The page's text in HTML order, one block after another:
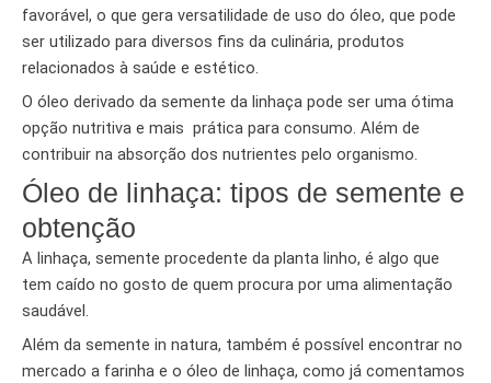
favorável, o que gera versatilidade de uso do óleo, que pode
ser utilizado para diversos fins da culinária, produtos
relacionados à saúde e estético.
O óleo derivado da semente da linhaça pode ser uma ótima
opção nutritiva e mais prática para consumo. Além de
contribuir na absorção dos nutrientes pelo organismo.
Óleo de linhaça: tipos de semente e
obtenção
A linhaça, semente procedente da planta linho, é algo que
tem caído no gosto de quem procura por uma alimentação
saudável.
Além da semente in natura, também é possível encontrar no
mercado a farinha e o óleo de linhaça, como já comentamos